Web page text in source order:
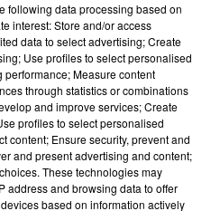
following data processing based on
interest: Store and/or access
data to select advertising; Create
Use profiles to select personalised
Measure content
through statistics or combinations
and improve services; Create
profiles to select personalised
content; Ensure security, prevent and
and present advertising and content;
These technologies may
address and browsing data to offer
based on information actively